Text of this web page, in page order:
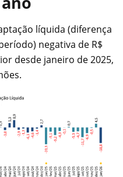
líquida (diferença
negativa de R$
desde janeiro de 2025,